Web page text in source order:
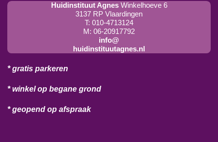
Huidinstituut Agnes Winkelhoeve 6
3137 RP Vlaardingen
T: 010-4713124
M: 06-20917792
info@
huidinstituutagnes.nl
* gratis parkeren
* winkel op begane grond
* geopend op afspraak